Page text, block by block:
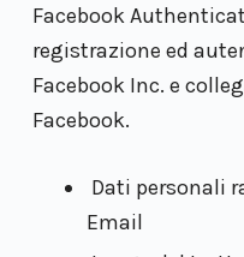
Facebook
registrazione ed
Facebook Inc. e
Facebook.
Dati personali
Email